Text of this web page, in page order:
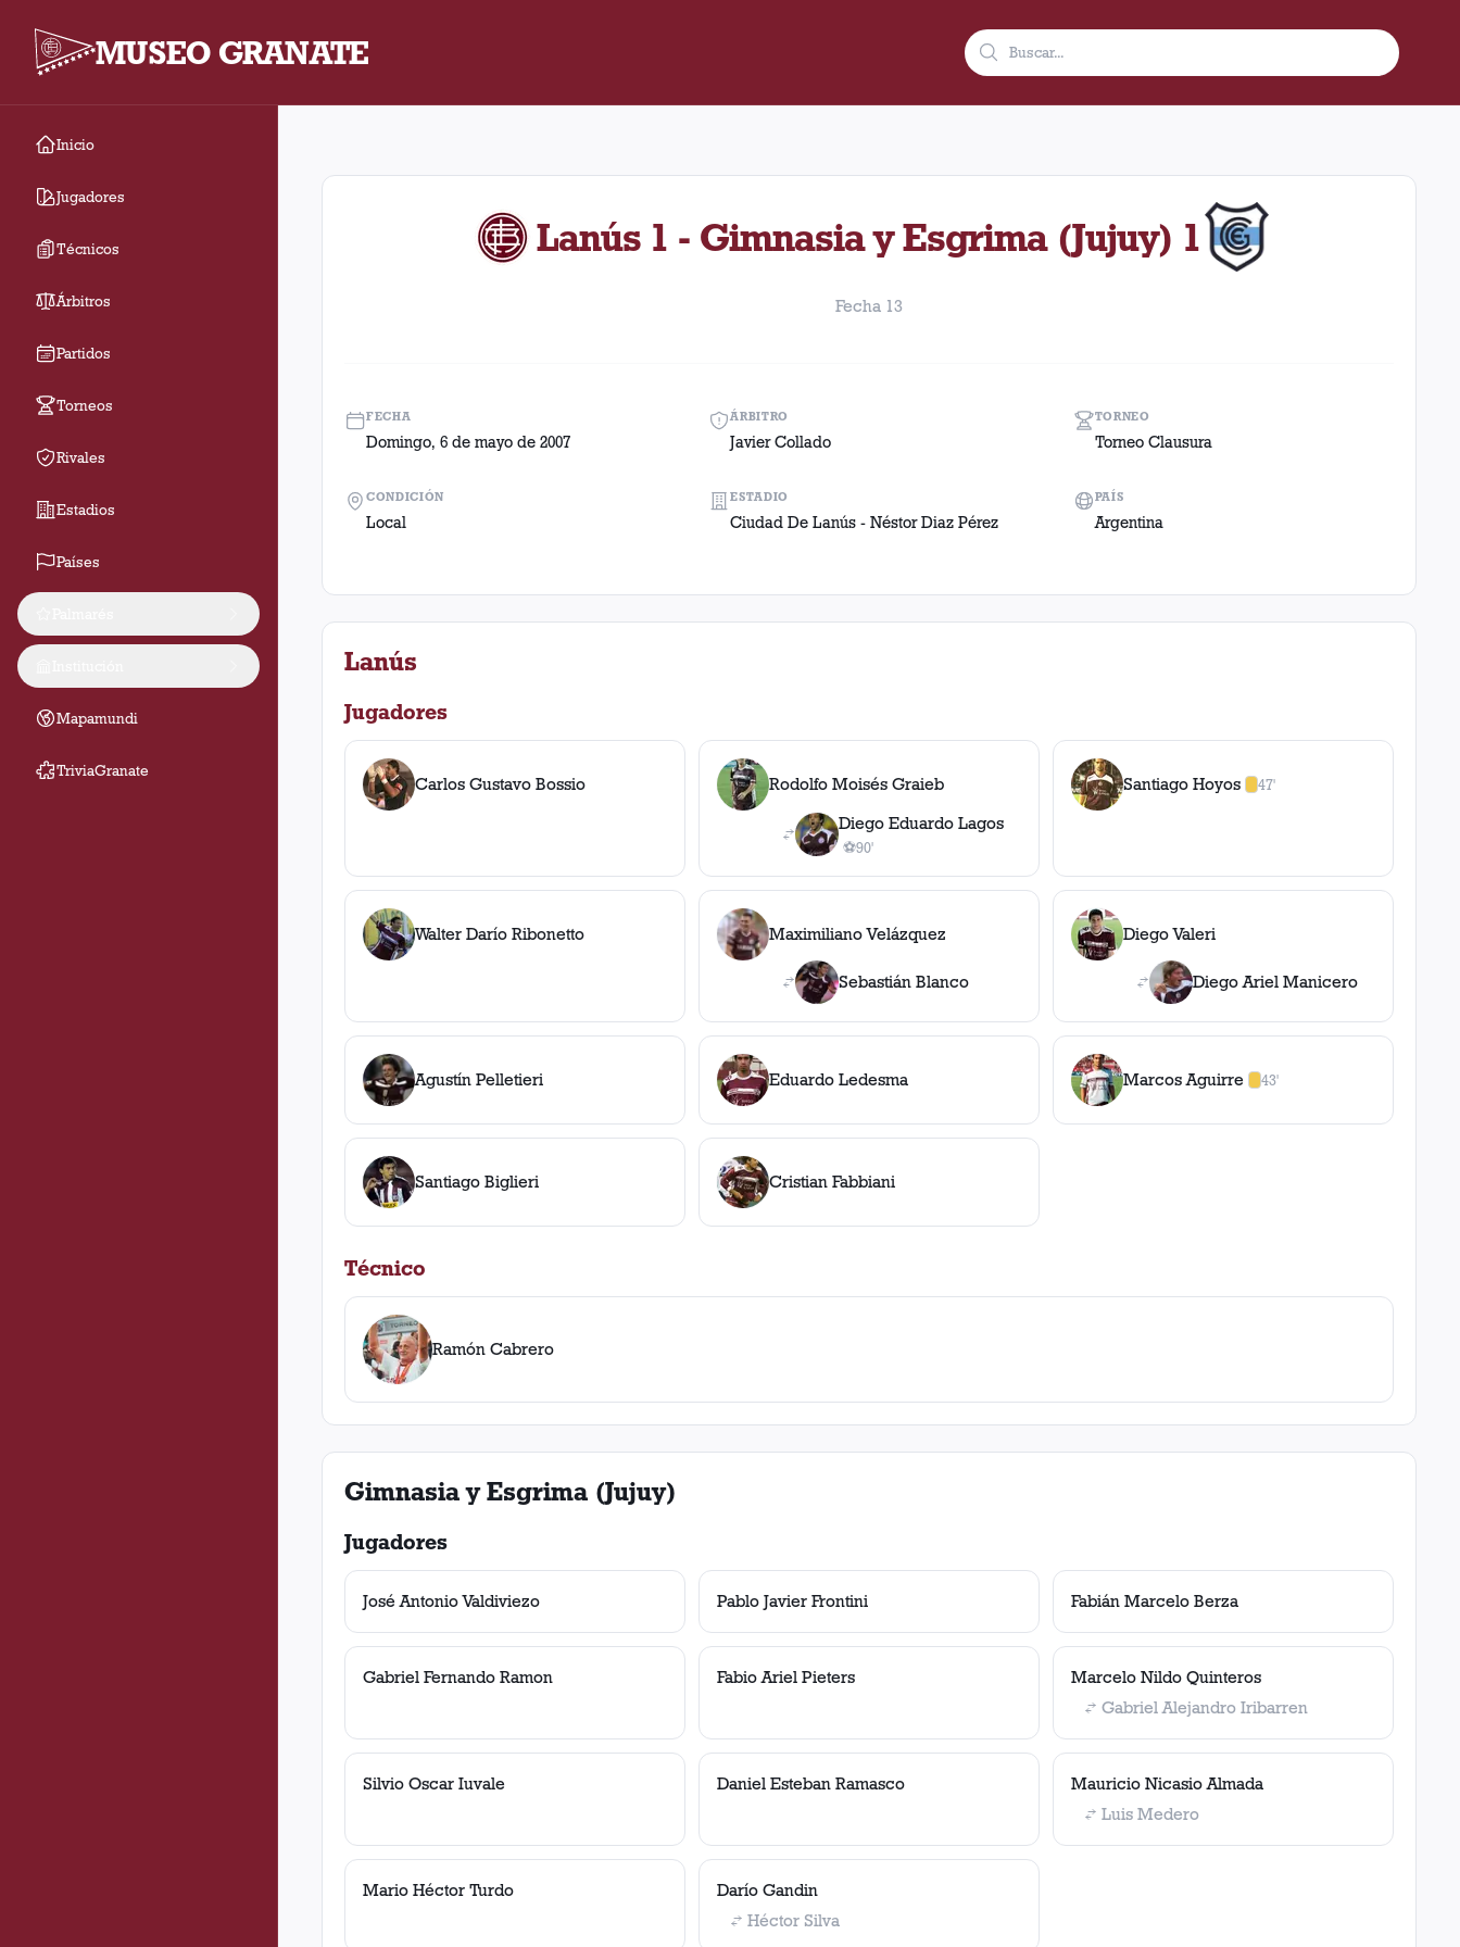
MUSEO GRANATE
Inicio
Jugadores
Técnicos
Árbitros
Partidos
Torneos
Rivales
Estadios
Países
Mapamundi
TriviaGranate
Fecha 13. Partido entre Lanús y Gimnasia y Esgrima (Jujuy) disputado el Domingo, 6 de mayo de 2007 en condición de local en el estadio Ciudad
Lanús 1 - Gimnasia y Esgrima (Jujuy) 1
Fecha 13
FECHA
Domingo, 6 de mayo de 2007
ÁRBITRO
Javier Collado
TORNEO
Torneo Clausura
CONDICIÓN
Local
ESTADIO
Ciudad De Lanús - Néstor Diaz Pérez
PAÍS
Argentina
Lanús
Jugadores
Carlos Gustavo Bossio
Rodolfo Moisés Graieb
Diego Eduardo Lagos
⚽
1gol
90'
Santiago Hoyos 47'
1amarilla
Walter Darío Ribonetto Maximiliano Velázquez
Sebastián Blanco
Diego Valeri
Diego Ariel Manicero
Agustín Pelletieri Eduardo Ledesma Marcos Aguirre 43'
1amarilla
Santiago Biglieri Cristian Fabbiani
Técnico
Ramón Cabrero
Gimnasia y Esgrima (Jujuy)
Jugadores
José Antonio Valdiviezo Pablo Javier Frontini Fabián Marcelo Berza
Gabriel Fernando Ramon Fabio Ariel Pieters
Marcelo Nildo Quinteros
Gabriel Alejandro Iribarren
Silvio Oscar Iuvale Daniel Esteban Ramasco
Mauricio Nicasio Almada
Luis Medero
Mario Héctor Turdo
Darío Gandin
Héctor Silva